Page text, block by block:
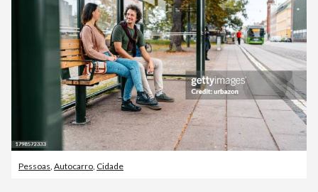
Pessoas, Autocarro, Cidade